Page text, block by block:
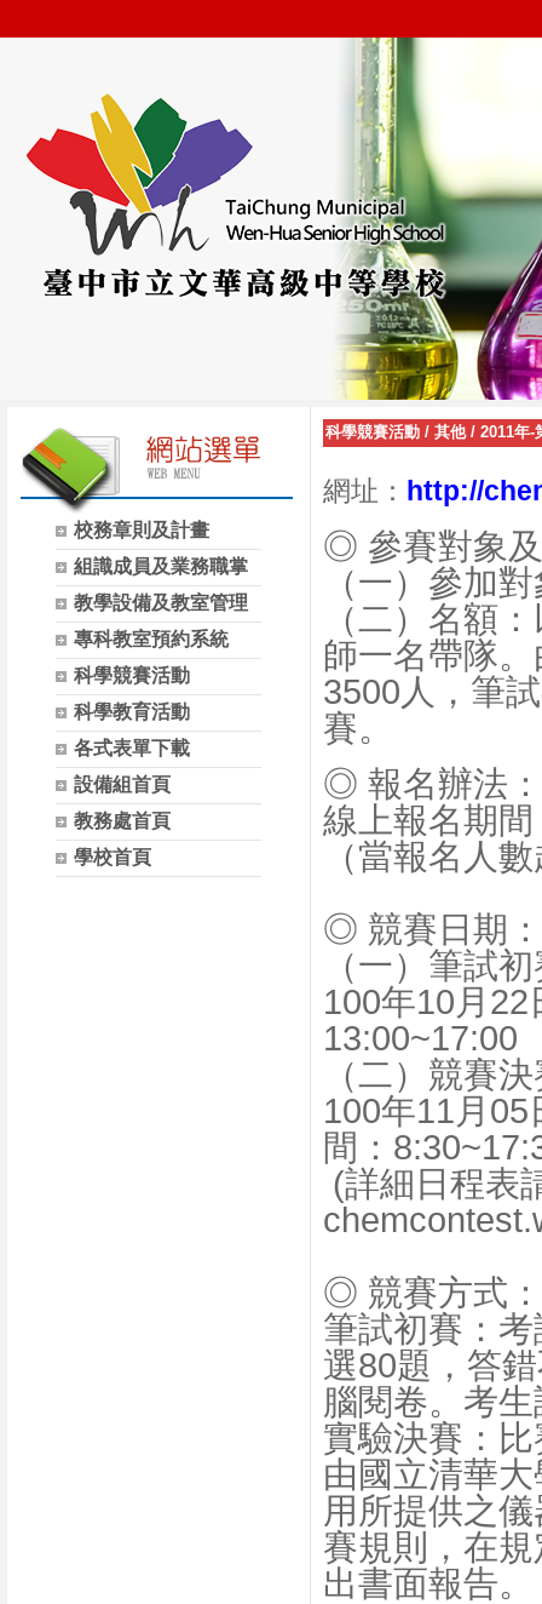
校務章則及計畫
組識成員及業務職掌
教學設備及教室管理
專科教室預約系統
科學競賽活動
科學教育活動
各式表單下載
設備組首頁
教務處首頁
學校首頁
科學競賽活動 / 其他/ 2011年-
網址： http://
◎ 參賽對象
（一）參加
（二）名額
師一名帶隊
3500人，筆
賽。
◎ 報名辦法：
線上報名期
（當報名人
◎ 競賽日期：
（一）筆試
100年10月
13:00~17:00
（二）競賽
100年11月
間：
(詳細日程表
◎ 競賽方式：
筆試初賽：
選80題，答
腦閱卷。考
實驗決賽：
由國立清華
用所提供之
賽規則，在
出書面報告。